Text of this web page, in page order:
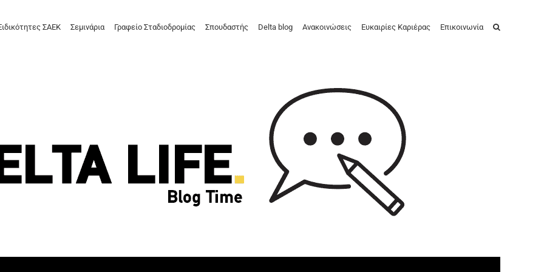
ΣΑΕΚ Σεμινάρια Γραφείο Σταδιοδρομίας Σπουδαστής Delta blog Ανακοινώσεις Ευκαιρίες Καριέρας Επικοινωνία